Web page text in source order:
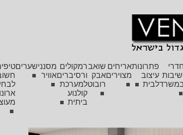
פתרונות
עיצוב
לבית
אריחים
מצוירים
שואב
אבק
רובוט
רמקולים
ורסיברים
למערכת
קולנוע
ביתית
מסנני
אוויר
שערים